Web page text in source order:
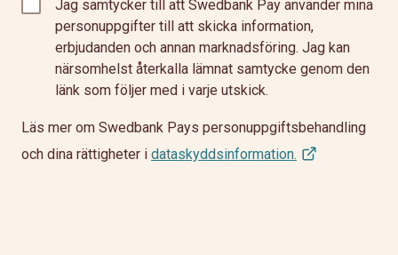
Jag samtycker till att Swedbank Pay använder mina
personuppgifter till att skicka information,
erbjudanden och annan marknadsföring. Jag kan
närsomhelst återkalla lämnat samtycke genom den
länk som följer med i varje utskick.
Läs mer om Swedbank Pays personuppgiftsbehandling
och dina rättigheter i dataskyddsinformation.